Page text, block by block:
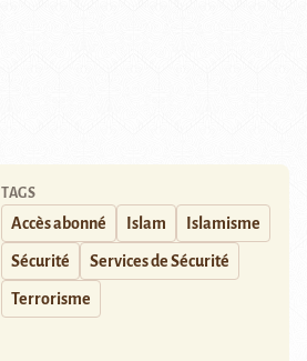
TAGS
Accès abonné Islam Islamisme
Sécurité Services de Sécurité
Terrorisme